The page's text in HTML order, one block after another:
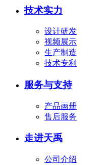
技术实力
设计研发
视频展示
生产制造
技术专利
服务与支持
产品画册
售后服务
走进天禹
公司介绍